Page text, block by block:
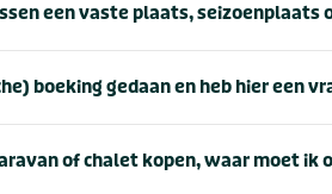
een vaste plaats, seizoenplaats
boeking gedaan en heb hier een
of chalet kopen, waar moet ik